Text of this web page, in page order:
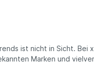
ist nicht in Sicht. Bei
Marken und